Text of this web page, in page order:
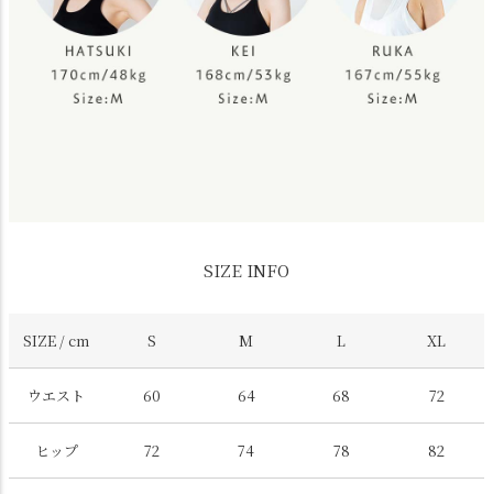
SIZE INFO
SIZE / cm S M L XL
ウエスト 60 64 68 72
ヒップ 72 74 78 82